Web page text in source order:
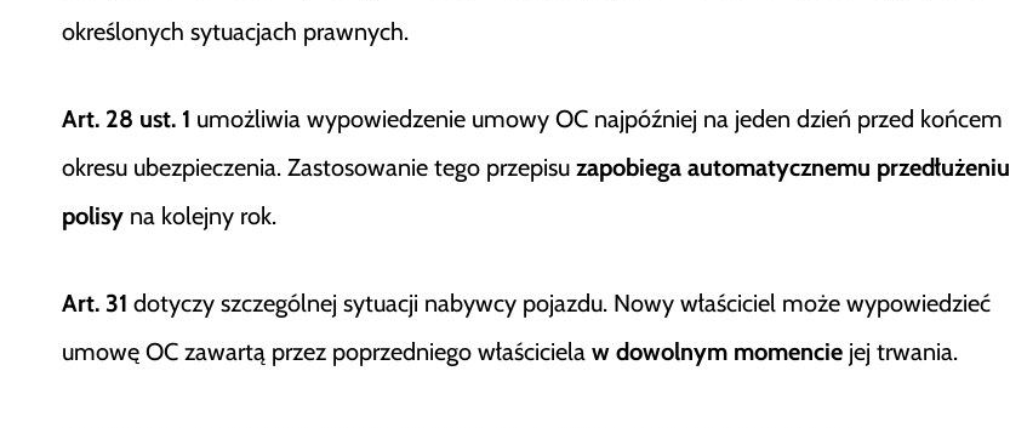
określonych sytuacjach prawnych.
Art. 28 ust. 1 umożliwia wypowiedzenie umowy OC najpóźniej na jeden dzień przed końcem
okresu ubezpieczenia. Zastosowanie tego przepisu zapobiega automatycznemu przedłużeniu
polisy na kolejny rok.
Art. 31 dotyczy szczególnej sytuacji nabywcy pojazdu. Nowy właściciel może wypowiedzieć
umowę OC zawartą przez poprzedniego właściciela w dowolnym momencie jej trwania.